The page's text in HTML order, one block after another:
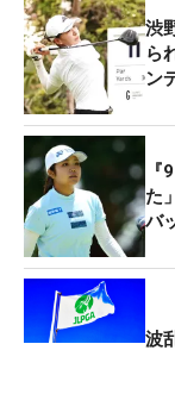
渋
ら
ン
た
バ
波